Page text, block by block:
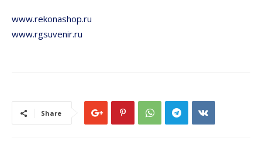
www.rekonashop.ru
www.rgsuvenir.ru
Share